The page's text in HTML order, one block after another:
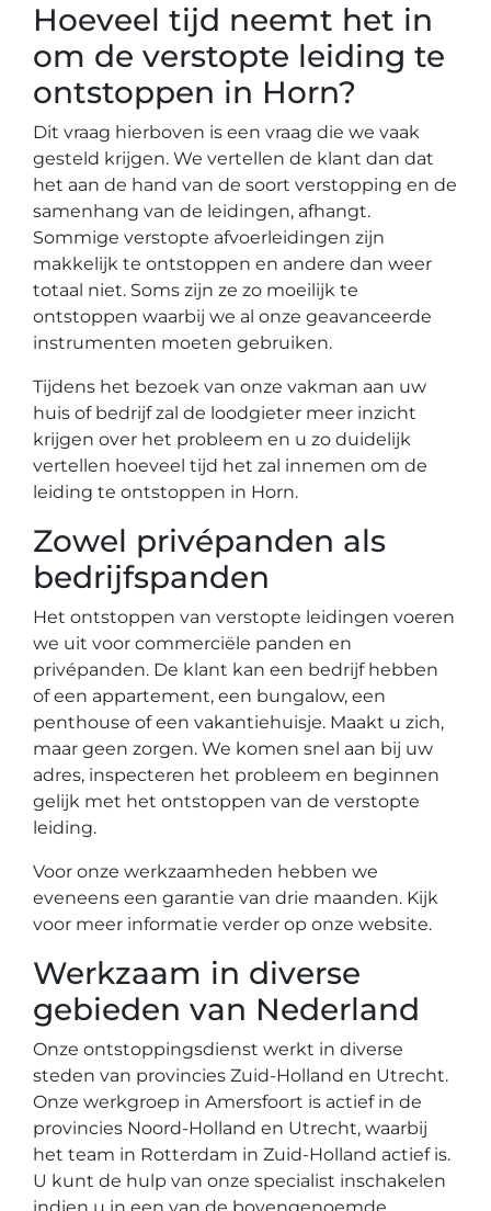
Hoeveel tijd neemt het in
om de verstopte leiding te
ontstoppen in Horn?
Dit vraag hierboven is een vraag die we vaak
gesteld krijgen. We vertellen de klant dan dat
het aan de hand van de soort verstopping en de
samenhang van de leidingen, afhangt.
Sommige verstopte afvoerleidingen zijn
makkelijk te ontstoppen en andere dan weer
totaal niet. Soms zijn ze zo moeilijk te
ontstoppen waarbij we al onze geavanceerde
instrumenten moeten gebruiken.
Tijdens het bezoek van onze vakman aan uw
huis of bedrijf zal de loodgieter meer inzicht
krijgen over het probleem en u zo duidelijk
vertellen hoeveel tijd het zal innemen om de
leiding te ontstoppen in Horn.
Zowel privépanden als
bedrijfspanden
Het ontstoppen van verstopte leidingen voeren
we uit voor commerciële panden en
privépanden. De klant kan een bedrijf hebben
of een appartement, een bungalow, een
penthouse of een vakantiehuisje. Maakt u zich,
maar geen zorgen. We komen snel aan bij uw
adres, inspecteren het probleem en beginnen
gelijk met het ontstoppen van de verstopte
leiding.
Voor onze werkzaamheden hebben we
eveneens een garantie van drie maanden. Kijk
voor meer informatie verder op onze website.
Werkzaam in diverse
gebieden van Nederland
Onze ontstoppingsdienst werkt in diverse
steden van provincies Zuid-Holland en Utrecht.
Onze werkgroep in Amersfoort is actief in de
provincies Noord-Holland en Utrecht, waarbij
het team in Rotterdam in Zuid-Holland actief is.
U kunt de hulp van onze specialist inschakelen